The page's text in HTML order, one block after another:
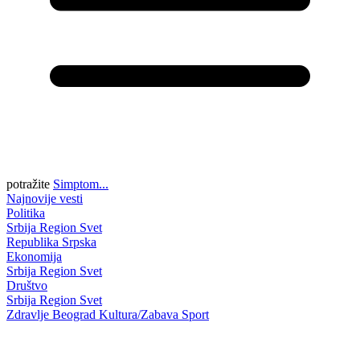
potražite Simptom...
Najnovije vesti
Politika
Srbija Region Svet
Republika Srpska
Ekonomija
Srbija Region Svet
Društvo
Srbija Region Svet
Zdravlje Beograd Kultura/Zabava Sport